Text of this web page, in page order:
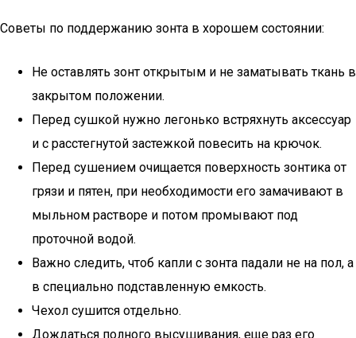
Советы по поддержанию зонта в хорошем состоянии:
Не оставлять зонт открытым и не заматывать ткань в
закрытом положении.
Перед сушкой нужно легонько встряхнуть аксессуар
и с расстегнутой застежкой повесить на крючок.
Перед сушением очищается поверхность зонтика от
грязи и пятен, при необходимости его замачивают в
мыльном растворе и потом промывают под
проточной водой.
Важно следить, чтоб капли с зонта падали не на пол, а
в специально подставленную емкость.
Чехол сушится отдельно.
Дождаться полного высушивания, еще раз его